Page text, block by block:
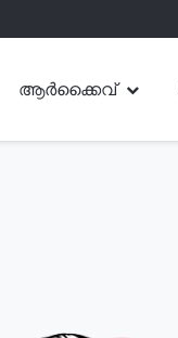
ആർക്കൈവ്